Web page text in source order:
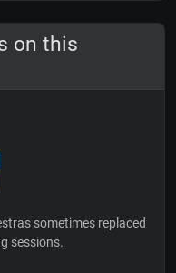
on this
sometimes replaced
sessions.